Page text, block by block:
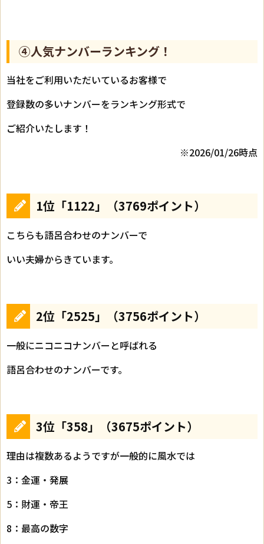
④人気ナンバーランキング！
当社をご利用いただいているお客様で
登録数の多いナンバーをランキング形式で
ご紹介いたします！
※2026/01/26時点
1位「1122」（3769ポイント）
こちらも語呂合わせのナンバーで
いい夫婦からきています。
2位「2525」（3756ポイント）
一般にニコニコナンバーと呼ばれる
語呂合わせのナンバーです。
3位「358」（3675ポイント）
理由は複数あるようですが一般的に風水では
3：金運・発展
5：財運・帝王
8：最高の数字